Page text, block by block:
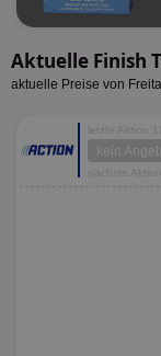
Aktuelle Finish
aktuelle Preise von
letzte Aktion
kein
nächste